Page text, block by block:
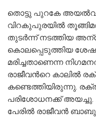
തൊട്ടു പുറകേ
വിറകുപുരയില്‍
തുടർന്ന് നടത്തിയ
കൊലപ്പെടുത്തിയ
മരിച്ചതാണെന്ന
രാജീവന്‍റെ കാലില്‍
കണ്ടെത്തിയിരുന്നു.
പരിശോധനക്ക് അയച്ചു.
പേരില്‍ രാജീവന്‍